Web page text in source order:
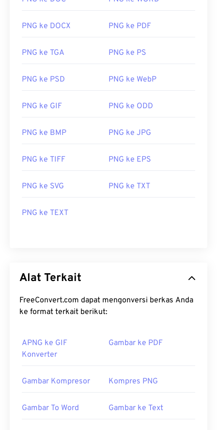
PNG ke DOCX PNG ke PDF
PNG ke TGA PNG ke PS
PNG ke PSD PNG ke WebP
PNG ke GIF PNG ke ODD
PNG ke BMP PNG ke JPG
PNG ke TIFF PNG ke EPS
PNG ke SVG PNG ke TXT
PNG ke TEXT
Alat Terkait
FreeConvert.com dapat mengonversi berkas Anda
ke format terkait berikut:
APNG ke GIF
Konverter
Gambar ke PDF
Gambar Kompresor Kompres PNG
Gambar To Word Gambar ke Text